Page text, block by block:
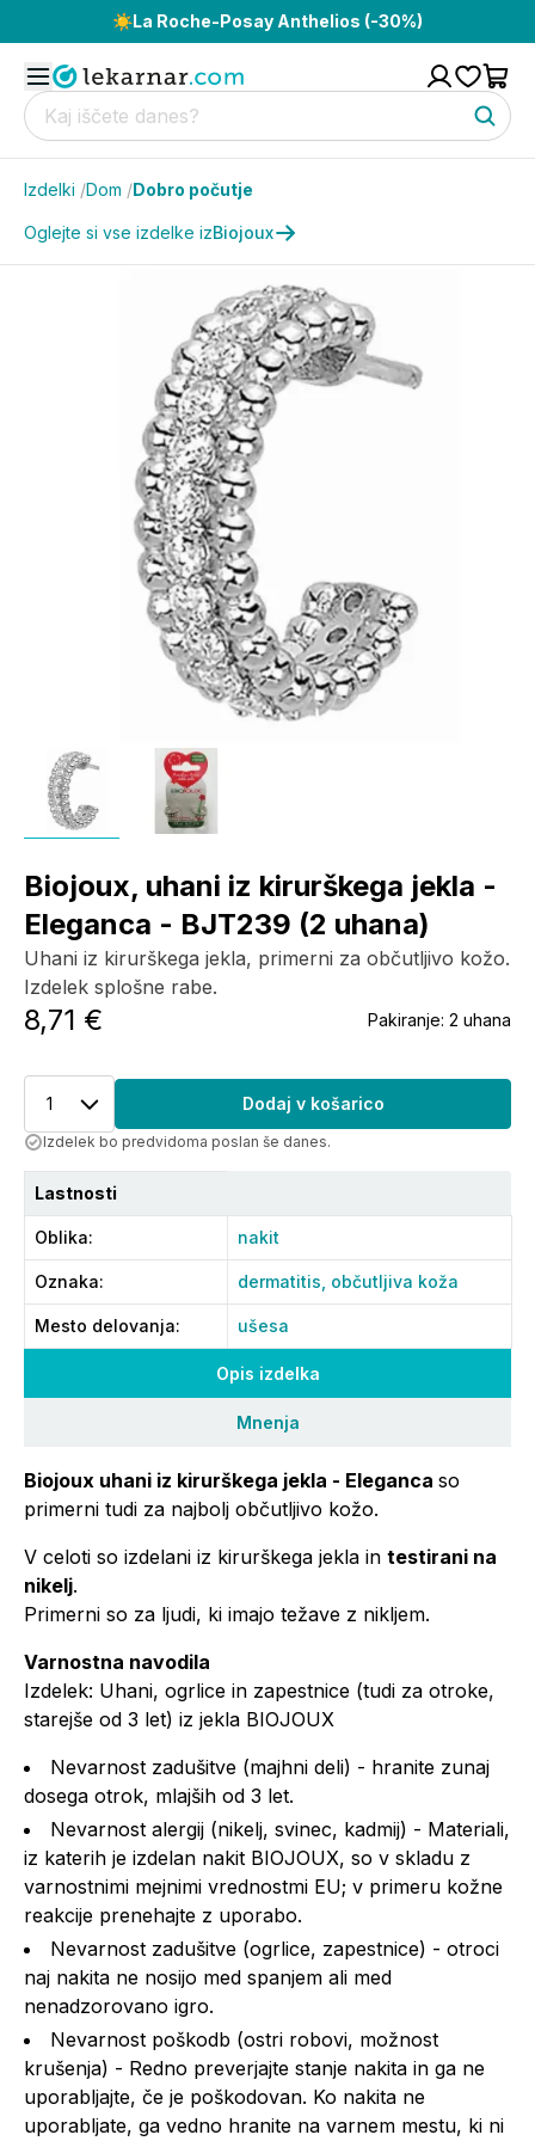
☀️La Roche-Posay Anthelios (-30%)
Izdelki /Dom /Dobro počutje
Oglejte si vse izdelke izBiojoux
Opis izdelka
Mnenja
Biojoux uhani iz kirurškega jekla - Eleganca so
primerni tudi za najbolj občutljivo kožo.
V celoti so izdelani iz kirurškega jekla in testirani na
nikelj.
Primerni so za ljudi, ki imajo težave z nikljem.
Varnostna navodila
Izdelek: Uhani, ogrlice in zapestnice (tudi za otroke,
starejše od 3 let) iz jekla BIOJOUX
Nevarnost zadušitve (majhni deli) - hranite zunaj
dosega otrok, mlajših od 3 let.
Nevarnost alergij (nikelj, svinec, kadmij) - Materiali,
iz katerih je izdelan nakit BIOJOUX, so v skladu z
varnostnimi mejnimi vrednostmi EU; v primeru kožne
reakcije prenehajte z uporabo.
Nevarnost zadušitve (ogrlice, zapestnice) - otroci
naj nakita ne nosijo med spanjem ali med
nenadzorovano igro.
Nevarnost poškodb (ostri robovi, možnost
krušenja) - Redno preverjajte stanje nakita in ga ne
uporabljajte, če je poškodovan. Ko nakita ne
uporabljate, ga vedno hranite na varnem mestu, ki ni
Biojoux, uhani iz kirurškega jekla -
Eleganca - BJT239 (2 uhana)
Uhani iz kirurškega jekla, primerni za občutljivo kožo.
Izdelek splošne rabe.
8,71 € Pakiranje: 2 uhana
1 Dodaj v košarico
Izdelek bo predvidoma poslan še danes.
Lastnosti
Oblika: nakit
Oznaka: dermatitis, občutljiva koža
Mesto delovanja: ušesa